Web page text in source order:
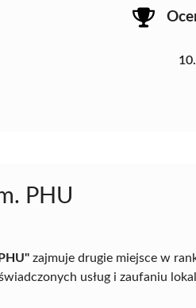
PHU
zajmuje drugie miejsce w
usług i zaufaniu